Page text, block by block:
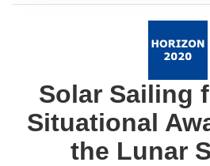
ventana)
Solar Sailing
Situational
the Lunar